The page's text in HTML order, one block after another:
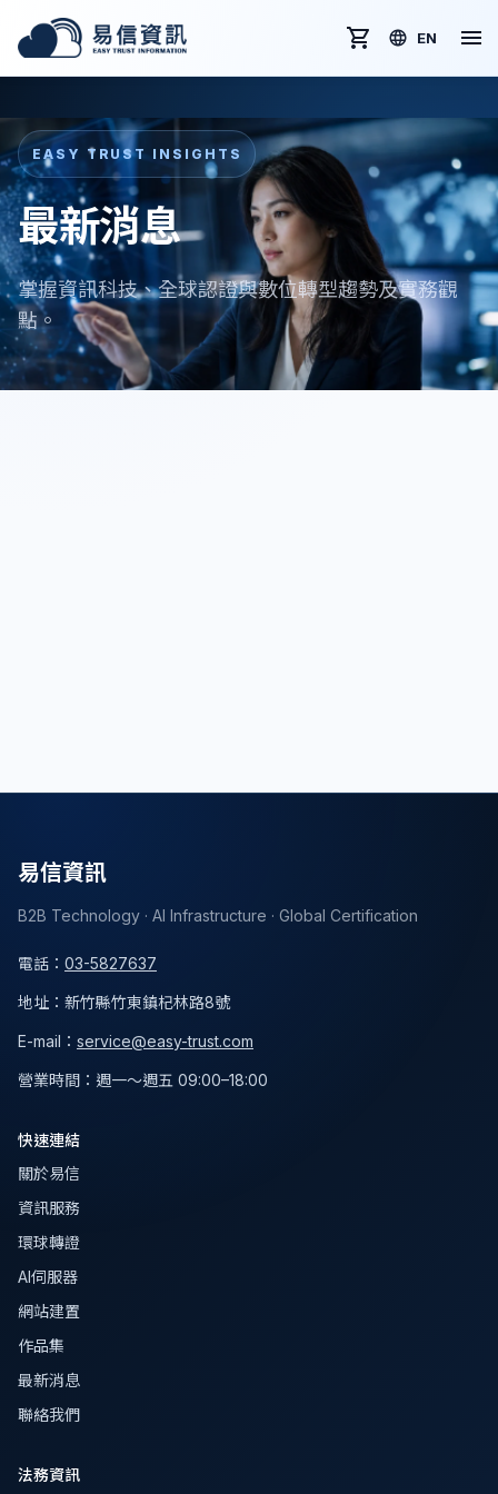
EN
EASY TRUST INSIGHTS
最新消息
掌握資訊科技、全球認證與數位轉型趨勢及實務觀
點。
易信資訊
B2B Technology · AI Infrastructure · Global Certification
電話 ： 03-5827637
地址 ： 新竹縣竹東鎮杞林路8號
E-mail： service@easy-trust.com
營業時間 ： 週一～週五 09:00–18:00
快速連結
關於易信
資訊服務
環球轉證
AI伺服器
網站建置
作品集
最新消息
聯絡我們
法務資訊